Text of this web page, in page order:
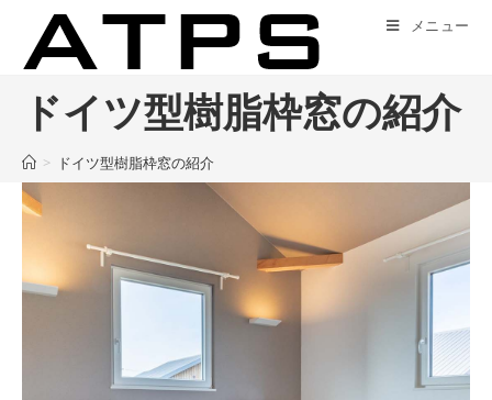
メニュー
ドイツ型樹脂枠窓の紹介
> ドイツ型樹脂枠窓の紹介